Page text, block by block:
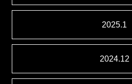
2025.1
2024.12